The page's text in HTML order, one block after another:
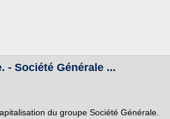
- Société Générale ...
du groupe Société Générale.